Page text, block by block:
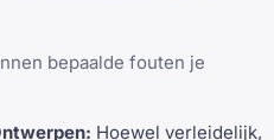
bepaalde fouten je
Hoewel verleidelijk,